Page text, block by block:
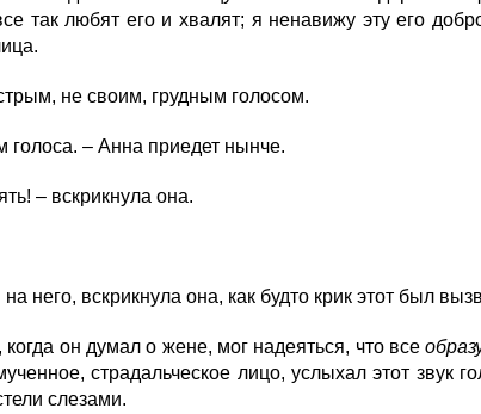
так любят его и хвалят; я ненавижу эту его
не своим, грудным голосом.
– Анна приедет нынче.
– вскрикнула она.
него, вскрикнула она, как будто крик этот был
он думал о жене, мог надеяться, что все
страдальческое лицо, услыхал этот звук
слезами.